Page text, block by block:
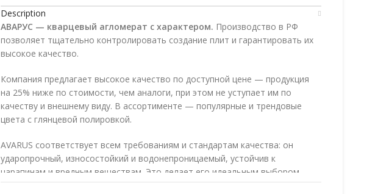
Description
АВАРУС — кварцевый агломерат с характером. Производство в РФ
позволяет тщательно контролировать создание плит и гарантировать их
высокое качество.
Компания предлагает высокое качество по доступной цене — продукция
на 25% ниже по стоимости, чем аналоги, при этом не уступает им по
качеству и внешнему виду. В ассортименте — популярные и трендовые
цвета с глянцевой полировкой.
AVARUS соответствует всем требованиям и стандартам качества: он
ударопрочный, износостойкий и водонепроницаемый, устойчив к
царапинам и вредным веществам. Это делает его идеальным выбором
для различных проектов.